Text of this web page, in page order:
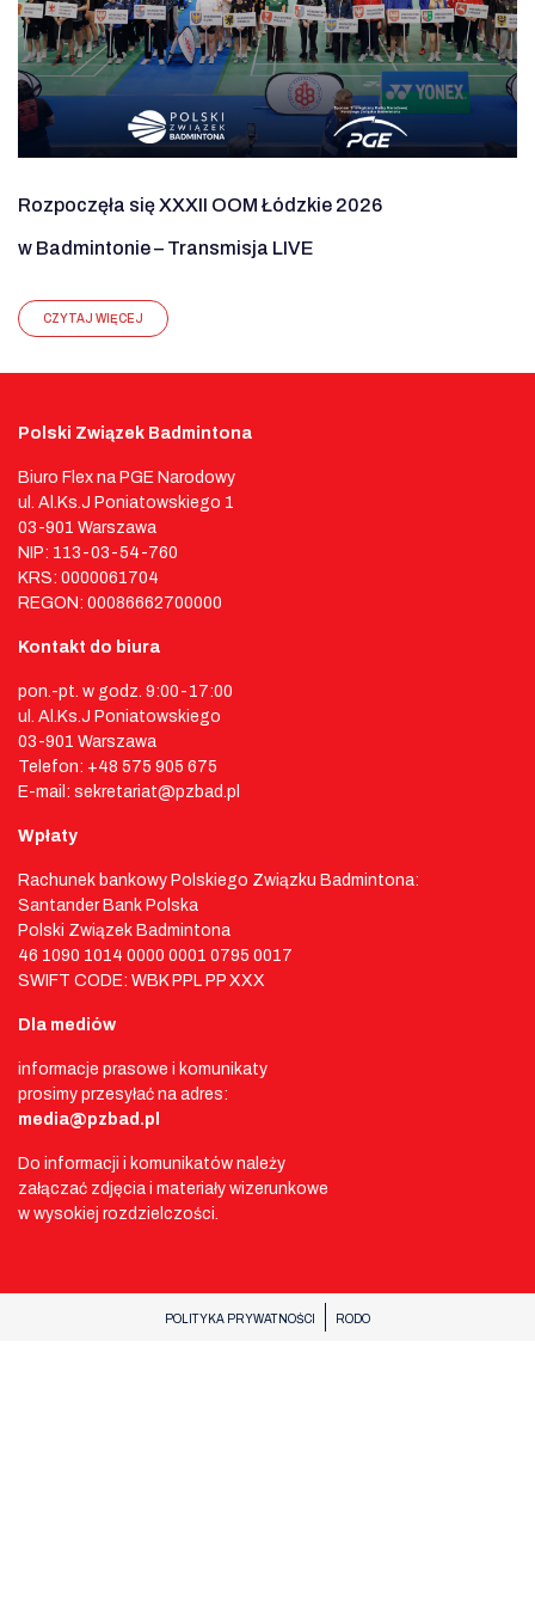
Rozpoczęła się XXXII OOM Łódzkie 2026
w Badmintonie – Transmisja LIVE
CZYTAJ WIĘCEJ
Polski Związek Badmintona
Biuro Flex na PGE Narodowy
ul. Al.Ks.J Poniatowskiego 1
03-901 Warszawa
NIP: 113-03-54-760
KRS: 0000061704
REGON: 00086662700000
Kontakt do biura
pon.-pt. w godz. 9:00-17:00
ul. Al.Ks.J Poniatowskiego
03-901 Warszawa
Telefon: +48 575 905 675
E-mail: sekretariat@pzbad.pl
Wpłaty
Rachunek bankowy Polskiego Związku Badmintona:
Santander Bank Polska
Polski Związek Badmintona
46 1090 1014 0000 0001 0795 0017
SWIFT CODE: WBK PPL PP XXX
Dla mediów
informacje prasowe i komunikaty
prosimy przesyłać na adres:
media@pzbad.pl
Do informacji i komunikatów należy
załączać zdjęcia i materiały wizerunkowe
w wysokiej rozdzielczości.
POLITYKA PRYWATNOŚCI RODO